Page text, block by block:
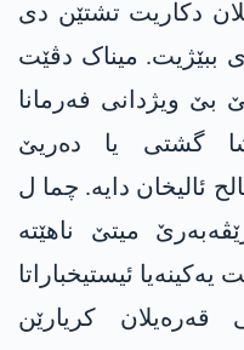
دکاریت تشتێن دی
ببێژیت. میناک دڤێت
بێ ویژدانی فەرمانا
گشتی یا دەریێ
ئالیخان دایە. چما ل
میتێ ناهێتە
ئیستیخباراتا
قەرەیلان کریارێن